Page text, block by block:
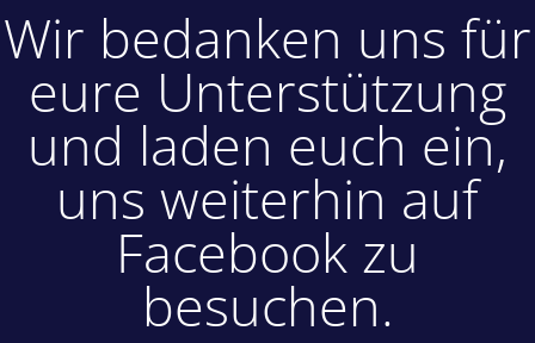
Wir bedanken uns für
eure Unterstützung
und laden euch ein,
uns weiterhin auf
Facebook zu
besuchen.